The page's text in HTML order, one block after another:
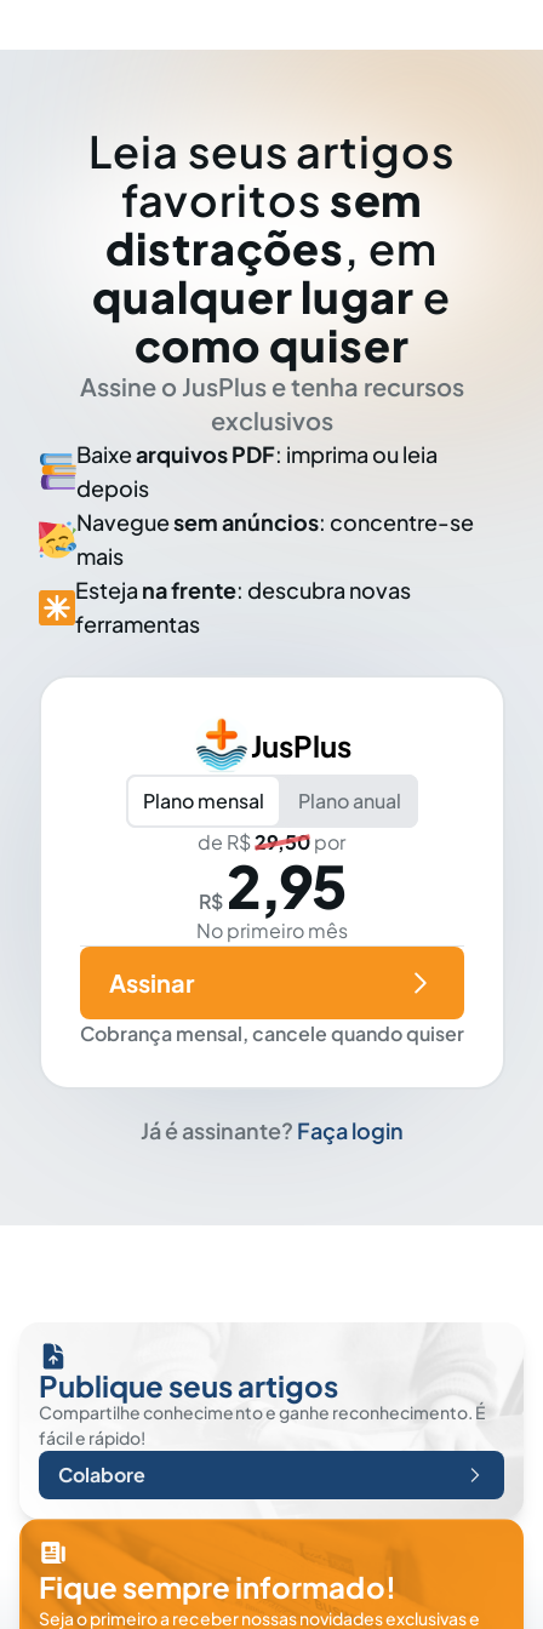
Leia seus artigos
favoritos sem
distrações, em
qualquer lugar e
como quiser
Assine o JusPlus e tenha recursos
exclusivos
Baixearquivos PDF: imprima ou leia
depois
Naveguesem anúncios: concentre-se
mais
Esteja na frente: descubra novas
ferramentas
JusPlus
Plano mensal
Plano anual
de R$29,50por
R$ 2,95
No primeiro mês
Cobrança mensal, cancele quando quiser
Assinar
Já é assinante? Faça login
Publique seus artigos
Compartilhe conhecimento e ganhe reconhecimento. É
fácil e rápido!
Colabore
Fique sempre informado!
Seja o primeiro a receber nossas novidades exclusivas e